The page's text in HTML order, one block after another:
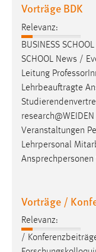
Vorträge BDK
Relevanz:
BUSINESS
SCHOOL News /
Leitung Professor
Lehrbeauftragte
Veranstaltungen
Lehrpersonal
Vorträge /
Relevanz:
/